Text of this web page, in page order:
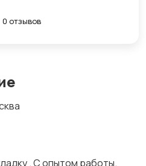
. С опытом работы.
0 отзывов